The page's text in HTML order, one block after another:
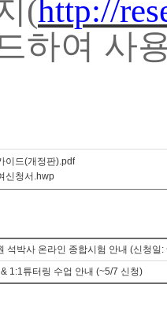
(http://
하여 사
이드(개정판).pdf
신청서.hwp
석박사 온라인 종합시험 안내 (신청일
1:1튜터링 수업 안내 (~5/7 신청)